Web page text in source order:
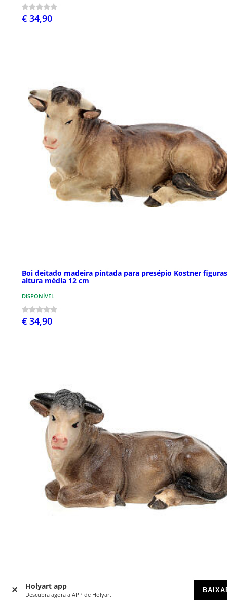
Holyart app
Descubra agora a APP de Holyart
€ 34,90
Boi deitado madeira pintada para presépio Kostner figuras
altura média 12 cm
DISPONÍVEL
€ 34,90
altura média 9,5 cm
DISPONÍVEL